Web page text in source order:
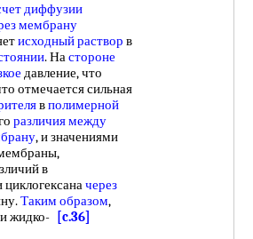
диффузии
мембрану
исходный раствор в
. Настороне
давление, что
отмечается сильная
вполимерной
различия между
, и значениями
в
циклогексаначерез
Таким образом,
жидко-
[c.36]